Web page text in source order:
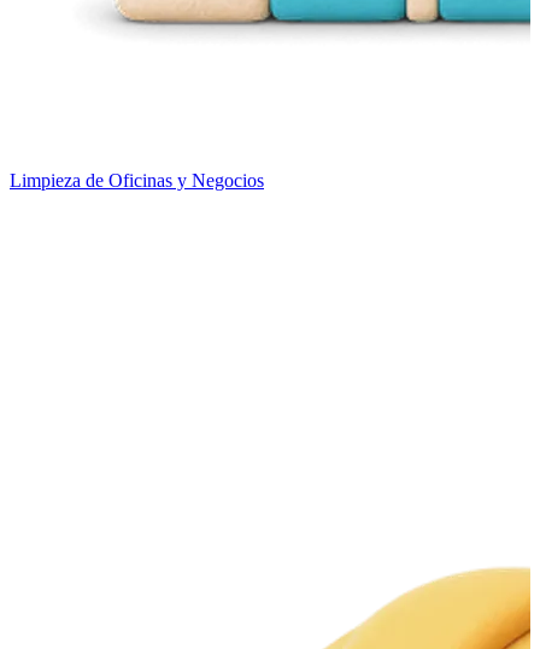
Limpieza de Oficinas y Negocios